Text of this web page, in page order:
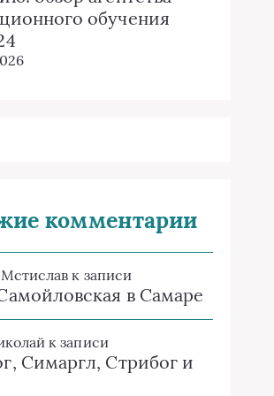
обучения
комментарии
к записи
в Самаре
к записи
Симаргл, Стрибог и